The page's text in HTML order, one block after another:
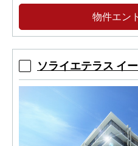
「所沢」駅徒歩10分
物件エン
ソライエテラス イ